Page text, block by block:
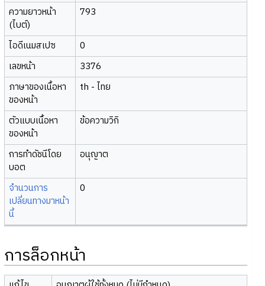
ความยาวหน้า
(ไบต์)
793
ไอดีเนมสเปซ
0
เลขหน้า
3376
ภาษาของเนื้อหา
ของหน้า
th - ไทย
ตัวแบบเนื้อหา
ของหน้า
ข้อความวิกิ
การทำดัชนีโดย
บอต
อนุญาต
จำนวนการ
เปลี่ยนทางมาหน้า
นี้
0
การล็อกหน้า